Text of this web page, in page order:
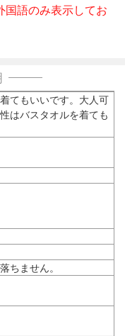
国語のみ表示してお
てもいいです。大人可
はバスタオルを着ても
ちません。